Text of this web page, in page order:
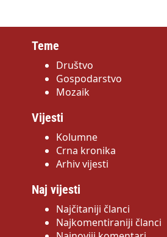
Teme
Društvo
Gospodarstvo
Mozaik
Vijesti
Kolumne
Crna kronika
Arhiv vijesti
Naj vijesti
Najčitaniji članci
Najkomentiraniji članci